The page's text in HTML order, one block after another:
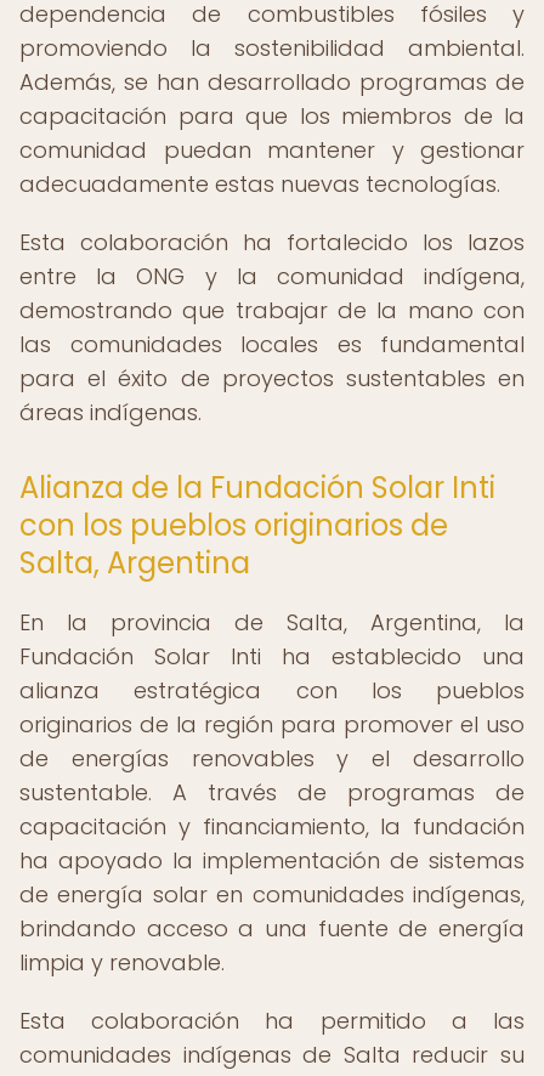
dependencia de combustibles fósiles y
promoviendo la sostenibilidad ambiental.
Además, se han desarrollado programas de
capacitación para que los miembros de la
comunidad puedan mantener y gestionar
adecuadamente estas nuevas tecnologías.
Esta colaboración ha fortalecido los lazos
entre la ONG y la comunidad indígena,
demostrando que trabajar de la mano con
las comunidades locales es fundamental
para el éxito de proyectos sustentables en
áreas indígenas.
Alianza de la Fundación Solar Inti
con los pueblos originarios de
Salta, Argentina
En la provincia de Salta, Argentina, la
Fundación Solar Inti ha establecido una
alianza estratégica con los pueblos
originarios de la región para promover el uso
de energías renovables y el desarrollo
sustentable. A través de programas de
capacitación y financiamiento, la fundación
ha apoyado la implementación de sistemas
de energía solar en comunidades indígenas,
brindando acceso a una fuente de energía
limpia y renovable.
Esta colaboración ha permitido a las
comunidades indígenas de Salta reducir su